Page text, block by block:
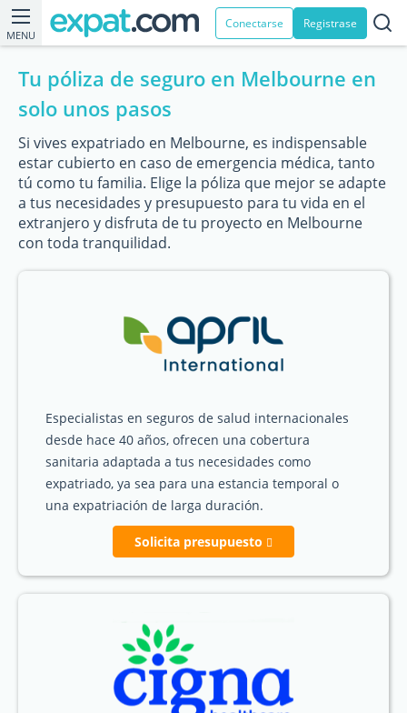
MENU
Conectarse Registrase
Tu póliza de seguro en Melbourne en
solo unos pasos
Si vives expatriado en Melbourne, es indispensable
estar cubierto en caso de emergencia médica, tanto
tú como tu familia. Elige la póliza que mejor se adapte
a tus necesidades y presupuesto para tu vida en el
extranjero y disfruta de tu proyecto en Melbourne
con toda tranquilidad.
Especialistas en seguros de salud internacionales
desde hace 40 años, ofrecen una cobertura
sanitaria adaptada a tus necesidades como
expatriado, ya sea para una estancia temporal o
una expatriación de larga duración.
Solicita presupuesto